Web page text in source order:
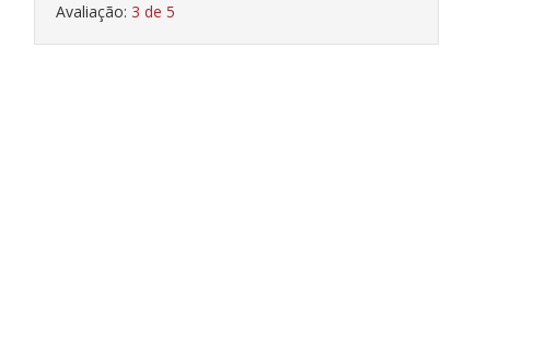
Avaliação: 3 de 5